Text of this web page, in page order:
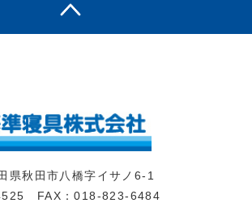
秋田市八橋字イサノ6-1
FAX：018-823-6484